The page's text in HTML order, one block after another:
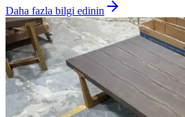
Daha fazla bilgi edinin